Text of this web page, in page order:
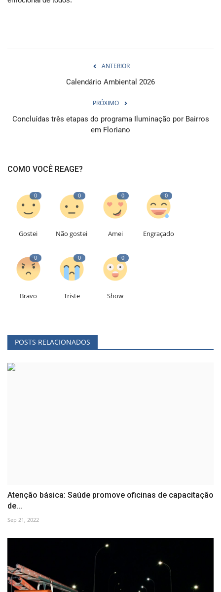
ANTERIOR
Calendário Ambiental 2026
PRÓXIMO
Concluídas três etapas do programa Iluminação por Bairros
em Floriano
COMO VOCÊ REAGE?
0
Gostei
0
Não gostei
0
Amei
0
Engraçado
0
Bravo
0
Triste
0
Show
POSTS RELACIONADOS
Atenção básica: Saúde promove oficinas de capacitação
de...
Sep 21, 2022